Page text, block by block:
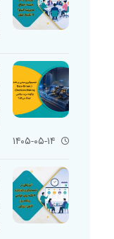
۱۴۰۵-۰۵-۱۴